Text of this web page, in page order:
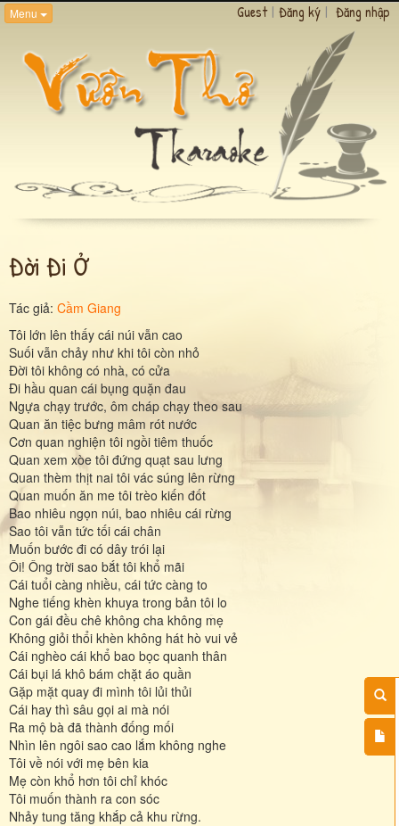
Menu Guest | Đăng ký | Đăng nhập
Đời Đi Ở
Tác giả: Cầm Giang
Tôi lớn lên thấy cái núi vẫn cao
Suối vẫn chảy như khi tôi còn nhỏ
Đời tôi không có nhà, có cửa
Đi hầu quan cái bụng quặn đau
Ngựa chạy trước, ôm cháp chạy theo sau
Quan ăn tiệc bưng mâm rót nước
Cơn quan nghiện tôi ngồi tiêm thuốc
Quan xem xòe tôi đứng quạt sau lưng
Quan thèm thịt nai tôi vác súng lên rừng
Quan muốn ăn me tôi trèo kiến đốt
Bao nhiêu ngọn núi, bao nhiêu cái rừng
Sao tôi vẫn tức tối cái chân
Muốn bước đi có dây trói lại
Ôi! Ông trời sao bắt tôi khổ mãi
Cái tuổi càng nhiều, cái tức càng to
Nghe tiếng khèn khuya trong bản tôi lo
Con gái đều chê không cha không mẹ
Không giỏi thổi khèn không hát hò vui vẻ
Cái nghèo cái khổ bao bọc quanh thân
Cái bụi lá khô bám chặt áo quần
Gặp mặt quay đi mình tôi lủi thủi
Cái hay thì sâu gọi ai mà nói
Ra mộ bà đã thành đống mối
Nhìn lên ngôi sao cao lắm không nghe
Tôi về nói với mẹ bên kia
Mẹ còn khổ hơn tôi chỉ khóc
Tôi muốn thành ra con sóc
Nhảy tung tăng khắp cả khu rừng.